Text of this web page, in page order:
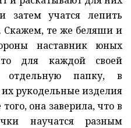
затем учатся лепить
те же беляши и
наставник юных
для каждой своей
отдельную папку, в
рукодельные изделия
она заверила, что в
научатся разным